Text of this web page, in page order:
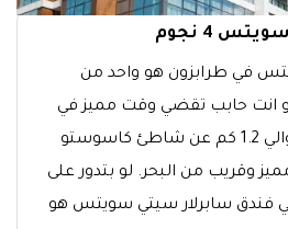
4 نجوم
في طرابزون هو واحد من
انت حابب تقضي وقت مميز في
المدينة. الفندق بيبعد حوالي 1.2 كم عن شاطئ كاسوستو
وقريب من البحر. لو بتدور على
فندق سابرلار سيتي سويتس هو